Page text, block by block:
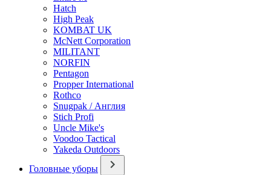
Hatch
High Peak
KOMBAT UK
McNett Corporation
MILITANT
NORFIN
Pentagon
Propper International
Rothco
Snugpak / Англия
Stich Profi
Uncle Mike's
Voodoo Tactical
Yakeda Outdoors
Головные уборы